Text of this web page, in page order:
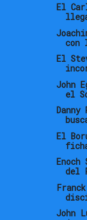
El
con
El
John
el
El
Enoch
del
John